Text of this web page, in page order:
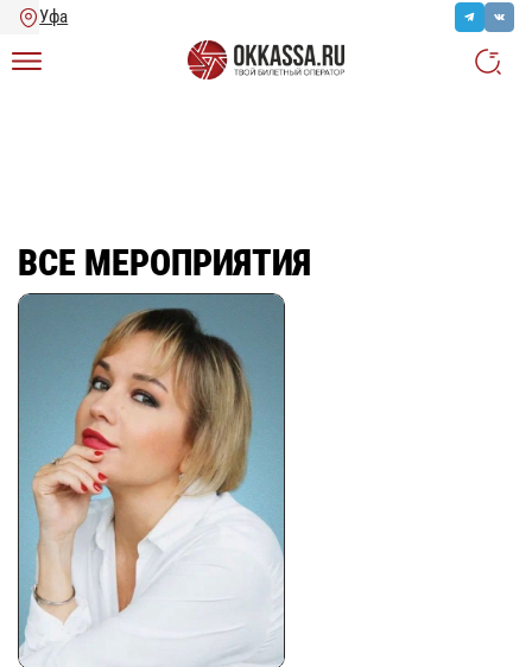
Главная Все мероприятия
ВСЕ МЕРОПРИЯТИЯ